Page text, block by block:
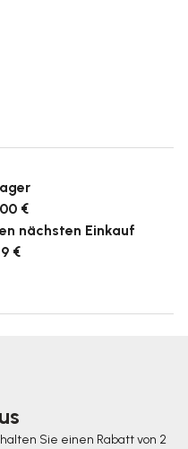
€
nächsten Einkauf
€
Sie einen Rabatt von 2